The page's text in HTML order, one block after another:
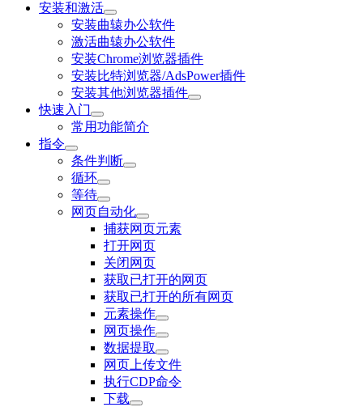
安装和激活
安装曲辕办公软件
激活曲辕办公软件
安装Chrome浏览器插件
安装比特浏览器/AdsPower插件
安装其他浏览器插件
快速入门
常用功能简介
指令
条件判断
循环
等待
网页自动化
捕获网页元素
打开网页
关闭网页
获取已打开的网页
获取已打开的所有网页
元素操作
网页操作
数据提取
网页上传文件
执行CDP命令
下载